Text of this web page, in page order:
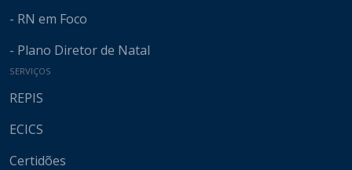
- RN em Foco
- Plano Diretor de Natal
SERVIÇOS
REPIS
ECICS
Certidões